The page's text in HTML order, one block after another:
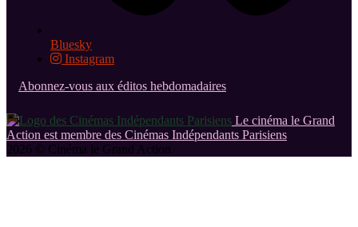
Bluesky
Instagram
Abonnez-vous aux éditos hebdomadaires
Le cinéma le Grand
Action est membre des Cinémas Indépendants Parisiens
2026 © Cinéma le Grand Action